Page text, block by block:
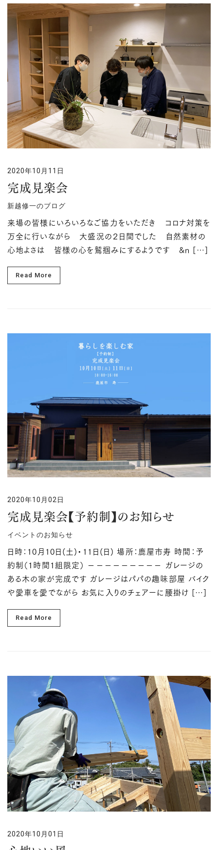
2020年10月11日
完成見楽会
新越修一のブログ
来場の皆様にいろいろなご協力をいただき コロナ対策を
万全に行いながら 大盛況の２日間でした 自然素材の
心地よさは 皆様の心を鷲掴みにするようです &n […]
Read More
2020年10月02日
完成見楽会【予約制】のお知らせ
イベントのお知らせ
日時：10月10日(土)・11日(日) 場所：鹿屋市寿 時間：予
約制（１時間１組限定） －－－－－－－－－ ガレージの
ある木の家が完成です ガレージはパパの趣味部屋 バイク
や愛車を愛でながら お気に入りのチェアーに腰掛け […]
Read More
2020年10月01日